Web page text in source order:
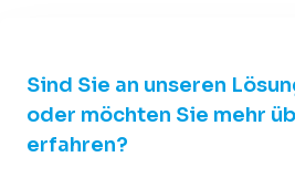
Sind Sie an unseren
oder möchten Sie mehr
erfahren?